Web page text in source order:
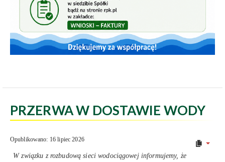
PRZERWA W DOSTAWIE WODY
Opublikowano: 16 lipiec 2026
W związku z rozbudową sieci wodociągowej informujemy, że